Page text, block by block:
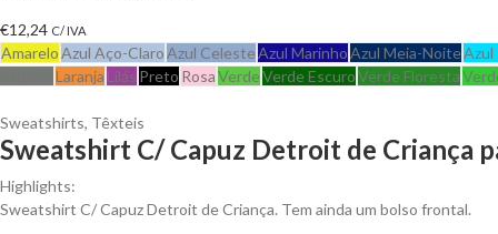
€12,24 C/ IVA
AmareloAzul Aço-ClaroAzul CelesteAzul MarinhoAzul Meia-NoiteAzul
Laranja Lilás Preto RosaVerdeVerde EscuroVerde Floresta
Sweatshirts, Têxteis
Sweatshirt C/ Capuz Detroit de Criança
Highlights:
Sweatshirt C/ Capuz Detroit de Criança. Tem ainda um bolso frontal.